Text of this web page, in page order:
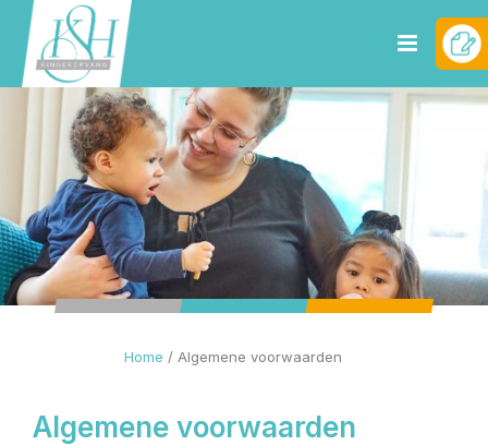
Home / Algemene voorwaarden
Algemene voorwaarden